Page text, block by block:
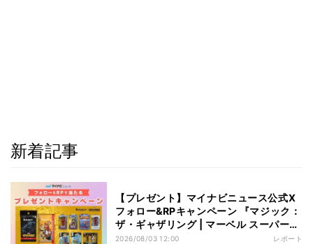
新着記事
【プレゼント】マイナビニュース公式X
フォロー&RPキャンペーン 『マジック：
ザ・ギャザリング | マーベル スーパー・
ヒーローズ』フィギュア【3名様】
2026/08/03 12:00 レポート